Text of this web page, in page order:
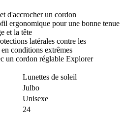
d'accrocher un cordon
ergonomique pour une bonne tenue
et la tête
latérales contre les
conditions extrêmes
un cordon réglable Explorer
Lunettes de soleil
Julbo
Unisexe
24